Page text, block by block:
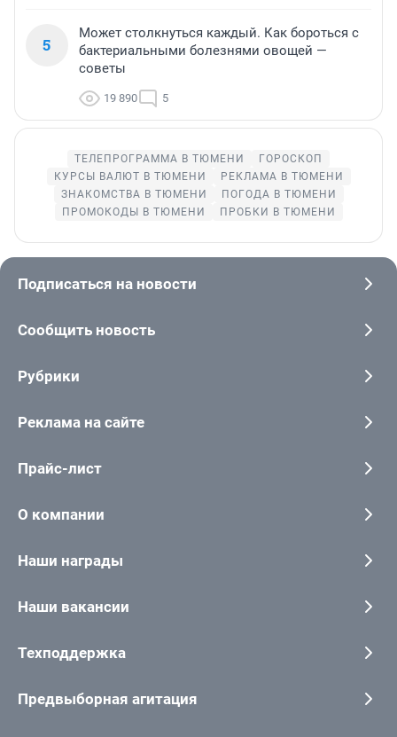
5
Может столкнуться каждый. Как бороться с
бактериальными болезнями овощей —
советы
19 890 5
ТЕЛЕПРОГРАММА В ТЮМЕНИ
ГОРОСКОП
КУРСЫ ВАЛЮТ В ТЮМЕНИ
РЕКЛАМА В ТЮМЕНИ
ЗНАКОМСТВА В ТЮМЕНИ
ПОГОДА В ТЮМЕНИ
ПРОМОКОДЫ В ТЮМЕНИ
ПРОБКИ В ТЮМЕНИ
Подписаться на новости
Сообщить новость
Рубрики
Реклама на сайте
Прайс-лист
О компании
Наши награды
Наши вакансии
Техподдержка
Предвыборная агитация